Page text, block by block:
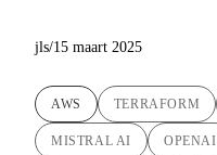
jls/15 maart 2025
AWS TERRAFORM
MISTRAL AI OPENAI